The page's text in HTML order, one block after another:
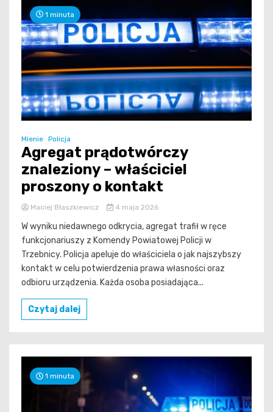
1 minuta
Mienie Policja
Agregat prądotwórczy
znaleziony – właściciel
proszony o kontakt
Maciej Błaszkiewicz 4 maja 2026
W wyniku niedawnego odkrycia, agregat trafił w ręce
funkcjonariuszy z Komendy Powiatowej Policji w
Trzebnicy. Policja apeluje do właściciela o jak najszybszy
kontakt w celu potwierdzenia prawa własności oraz
odbioru urządzenia. Każda osoba posiadająca...
Czytaj dalej
1 minuta